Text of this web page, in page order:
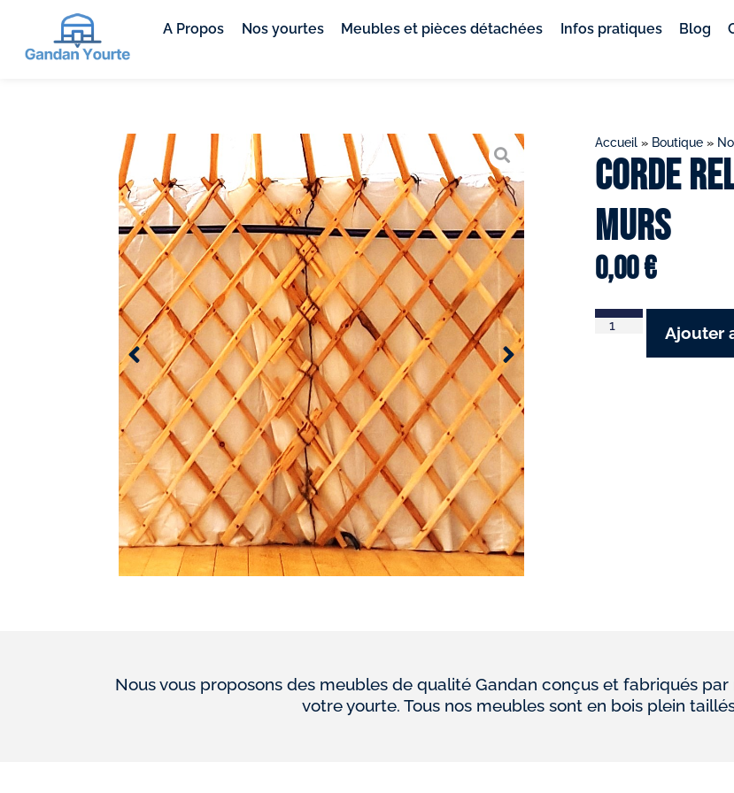
A Propos Nos yourtes Meubles et pièces détachées Infos pratiques Blog
Accueil » Boutique »
Corde
murs
0,00€
Ajouter
Nous vous proposons des meubles de qualité Gandan conçus et fabriqués
votre yourte. Tous nos meubles sont en bois plein